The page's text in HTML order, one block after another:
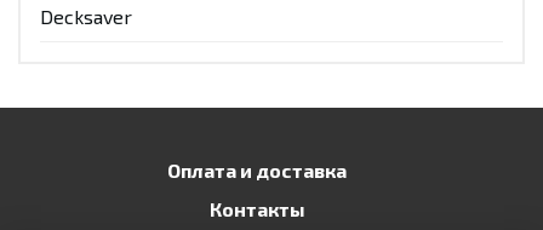
Decksaver
Оплата и доставка
Контакты